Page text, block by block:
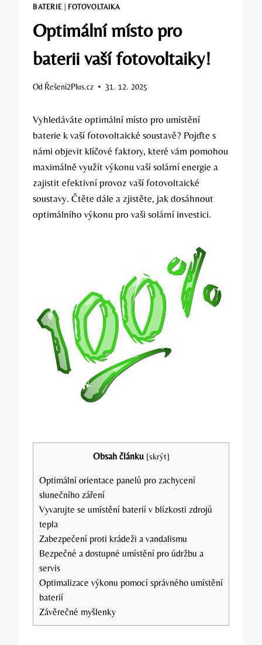
BATERIE FOTOVOLTAIKA
Optimální místo pro
baterii vaší fotovoltaiky!
Od Řešení2Plus.cz 31. 12. 2025
Vyhledáváte optimální místo pro umístění
baterie k vaší fotovoltaické soustavě? Pojďte s
námi objevit klíčové faktory, které vám pomohou
maximálně využít výkonu vaší solární energie a
zajistit efektivní provoz vaší fotovoltaické
soustavy. Čtěte dále a zjistěte, jak dosáhnout
optimálního výkonu pro vaši solární investici.
Obsah článku [skrýt]
Optimální orientace panelů pro zachycení
slunečního záření
Vyvarujte se umístění baterií v blízkosti zdrojů
tepla
Zabezpečení proti krádeži a vandalismu
Bezpečné a dostupné umístění pro údržbu a
servis
Optimalizace výkonu pomocí správného umístění
baterií
Závěrečné myšlenky